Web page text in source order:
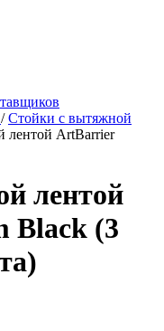
/Стойки с вытяжной
лентой ArtBarrier
лентой
Black (3